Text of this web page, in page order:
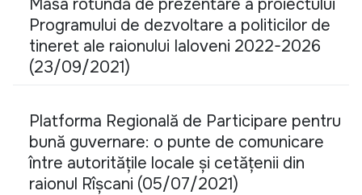
Masa rotundă de prezentare a proiectului
Programului de dezvoltare a politicilor de
tineret ale raionului Ialoveni 2022-2026
(23/09/2021)
Platforma Regională de Participare pentru
bună guvernare: o punte de comunicare
între autoritățile locale și cetățenii din
raionul Rîșcani (05/07/2021)